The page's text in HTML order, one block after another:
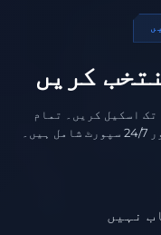
کریں
اسکیل کریں۔ تمام
نہیں